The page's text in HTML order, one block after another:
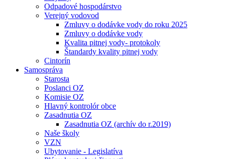
Odpadové hospodárstvo
Verejný vodovod
Zmluvy o dodávke vody do roku 2025
Zmluvy o dodávke vody
Kvalita pitnej vody- protokoly
Štandardy kvality pitnej vody
Cintorín
Samospráva
Starosta
Poslanci OZ
Komisie OZ
Hlavný kontrolór obce
Zasadnutia OZ
Zasadnutia OZ (archív do r.2019)
Naše školy
VZN
Ubytovanie - Legislatíva